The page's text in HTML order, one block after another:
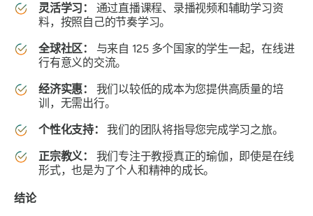
灵活学习：
通过直播课程、录播视频和辅助学习资
料，按照自己的节奏学习。
全球社区：
与来自 125 多个国家的学生一起，在线进
行有意义的交流。
经济实惠：
我们以较低的成本为您提供高质量的培
训，无需出行。
个性化支持：
我们的团队将指导您完成学习之旅。
正宗教义：
我们专注于教授真正的瑜伽，即使是在线
形式，也是为了个人和精神的成长。
结论